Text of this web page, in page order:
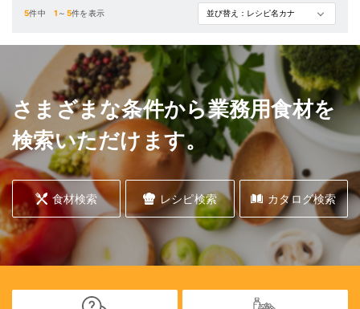
5件中1 ～ 5件を表示
さまざまな条件から業務用食材を
検索いただけます。
食材検索 レシピ検索 カタログ検索